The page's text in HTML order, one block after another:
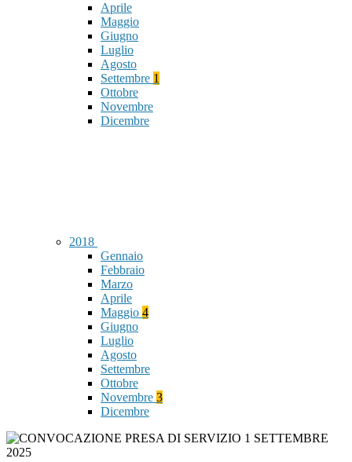
Aprile
Maggio
Giugno
Luglio
Agosto
Settembre 1
Ottobre
Novembre
Dicembre
2018
Gennaio
Febbraio
Marzo
Aprile
Maggio 4
Giugno
Luglio
Agosto
Settembre
Ottobre
Novembre 3
Dicembre